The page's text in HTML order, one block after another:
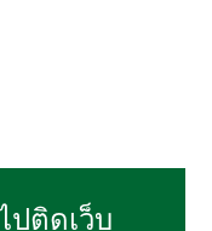
ปติดเว็บ